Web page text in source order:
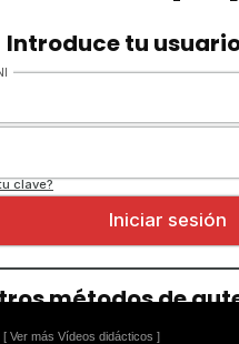
[ Ver más Vídeos didácticos ]